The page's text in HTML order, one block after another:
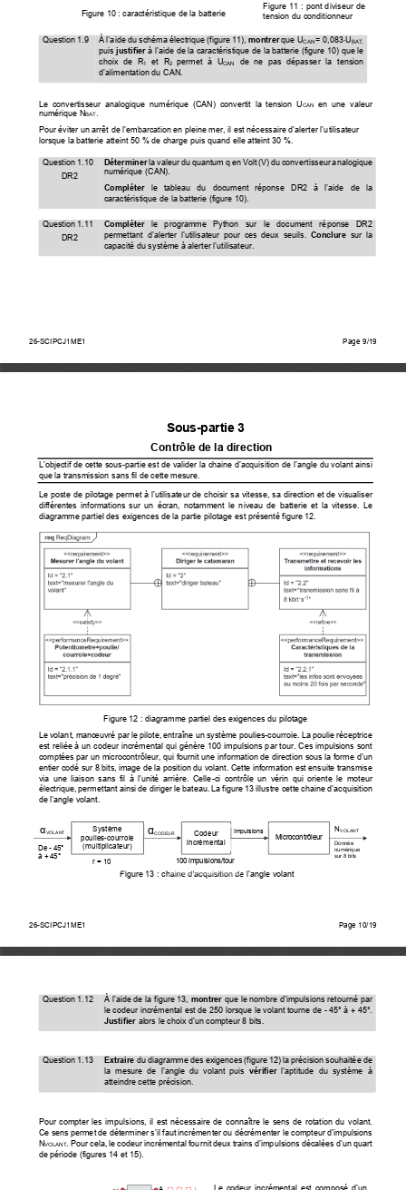
Question 1.9 À l’aide du schéma électrique (figure 11), montrer que UCAN = 0,083൉
UBAT,
puis justifier à l’aide de la caractéristique de la batterie (figure 10) que le
choix  de  R1
  et  R
2 permet  à  UCAN
  de  ne  pas  dépasser  la  tension
d’alimentation du CAN.
Le  convertisseur  analogique  numérique  (CAN)  convertit  la  tension  UCAN
  en  une  valeur
numérique NBAT
Pour éviter un arrêt de l’embarcation en pleine mer, il est nécessaire d’alerter l’utilisateur
lorsque la batterie atteint 50 % de charge puis quand elle atteint 30 %.
Question 1.10
DR2
Déterminer la valeur du quantum q en Volt (V) du convertisseur analogique
numérique (CAN).
Compléter
le   tableau   du   document   réponse   DR2   à   l’aide   de   la
caractéristique de la batterie (figure 10).
Question 1.11
DR2
Compléter
le   programme   Python   sur   le   document   réponse   DR2
permettant  d’alerter  l’utilisateur  pour  ces  deux  seuils. Conclure
  sur  la
capacité du système à alerter l’utilisateur.
Figure  11  :  pont  diviseur  de
tension du conditionneur
Figure 10 : caractéristique de la batterie
26-SCIPCJ1ME1 Page 9/19
Sous-partie 3
Contrôle de la direction
L’objectif de cette sous-partie est de valider la chaine d’acquisition de l’angle du volant ainsi
que la transmission sans fil de cette mesure.
Le poste de pilotage permet à l’utilisateur de choisir sa vitesse, sa direction et de visualiser
différentes  informations  sur  un  écran,  notamment  le  niveau  de  batterie  et  la  vitesse.  Le
diagramme partiel des exigences de la partie pilotage est présenté figure 12.
Figure 12 : diagramme partiel des exigences du pilotage
Le volant, manœuvré par le pilote, entraîne un système poulies-courroie. La poulie réceptrice
est reliée à un codeur incrémental qui génère 100 impulsions par tour. Ces impulsions sont
comptées par un microcontrôleur, qui fournit une information de direction sous la forme d’un
entier codé sur 8 bits, image de la position du volant. Cette information est ensuite transmise
via  une  liaison  sans  fil  à  l'unité  arrière.  Celle-ci  contrôle  un  vérin  qui  oriente  le  moteur
électrique, permettant ainsi de diriger le bateau. La figure 13 illustre cette chaine d’acquisition
de l’angle volant.
Figure 13 : chaine d’acquisition de l’angle volant
De - 45°
à + 45°
Système
poulies-courroie
(multiplicateur)
Codeur
incrémental
Microcontrôleur
αCODEUR Impulsions NVOLANT
Donnée
numérique
sur 8 bits
αVOLANT
r = 10 100 impulsions/tour
26-SCIPCJ1ME1 Page 10/19
Question 1.12 À l’aide de la figure 13, montrer que le nombre d’impulsions retourné par
le codeur incrémental est de 250 lorsque le volant tourne de - 45° à + 45°.
Justifier alors le choix d’un compteur 8 bits.
Question 1.13 Extraire du diagramme des exigences (figure 12) la précision souhaitée de
la  mesure  de  l’angle  du  volant  puis vérifier
  l’aptitude  du  système  à
atteindre cette précision.
Pour  compter  les  impulsions,  il  est  nécessaire  de  connaître  le  sens  de  rotation  du  volant.
Ce sens permet de déterminer s’il faut incrémenter ou décrémenter le compteur d’impulsions
NVOLANT. Pour cela, le codeur incrémental fournit deux trains d’impulsions décalées d’un quart
de période (figures 14 et 15).
Le  codeur  incrémental  est  composé  d’un